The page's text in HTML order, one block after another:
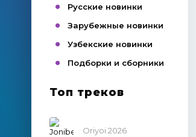
Русские новинки
Зарубежные новинки
Узбекские новинки
Подборки и сборники
Топ треков
Oriyoi 2026